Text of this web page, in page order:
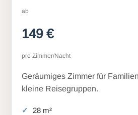
ab
149 €
pro Zimmer/Nacht
Geräumiges Zimmer für
kleine Reisegruppen.
28 m²